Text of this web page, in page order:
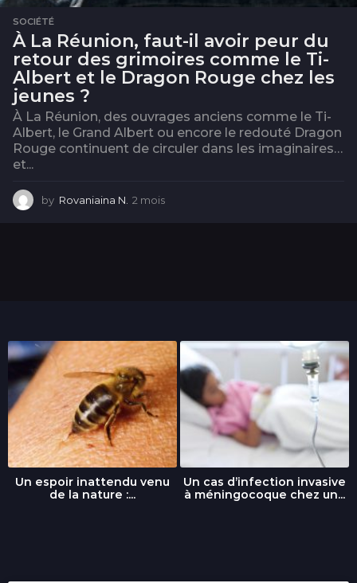
SOCIÉTÉ
À La Réunion, faut-il avoir peur du
retour des grimoires comme le Ti-
Albert et le Dragon Rouge chez les
jeunes ?
À La Réunion, des ouvrages anciens comme le Ti-
Albert, le Grand Albert ou encore le redouté Dragon
Rouge continuent de circuler dans les imaginaires…
et...
by Rovaniaina N. 2 mois
Un espoir inattendu venu
de la nature :...
Un cas d’infection invasive
à méningocoque chez un...